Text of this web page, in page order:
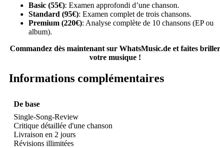
Basic (55€): Examen approfondi d’une chanson.
Standard (95€): Examen complet de trois chansons.
Premium (220€): Analyse complète de 10 chansons (EP ou
album).
Commandez dès maintenant sur WhatsMusic.de et faites briller
votre musique !
Informations complémentaires
De base
Single-Song-Review
Critique détaillée d'une chanson
Livraison en 2 jours
Révisions illimitées